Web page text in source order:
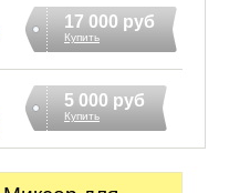
17 000 руб
Купить
5 000 руб
Купить